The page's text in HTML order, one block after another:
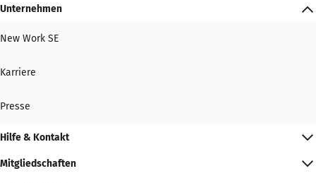
Unternehmen
New Work SE
Karriere
Presse
Hilfe & Kontakt
Mitgliedschaften